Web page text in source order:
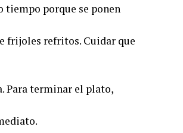
tiempo porque se ponen
frijoles refritos. Cuidar que
Para terminar el plato,